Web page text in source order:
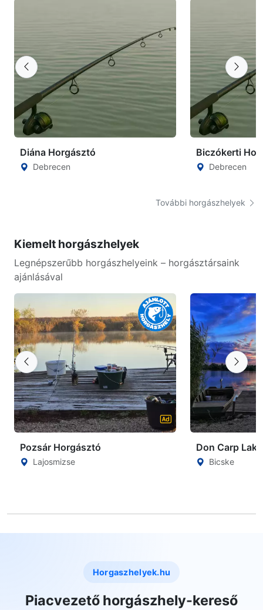
Diána Horgásztó
Debrecen
Biczókerti
Debrecen
További horgászhelyek
Kiemelt horgászhelyek
Legnépszerűbb horgászhelyeink – horgásztársaink
ajánlásával
Pozsár Horgásztó
Lajosmizse
Don Carp Lake
Bicske
Horgaszhelyek.hu
Piacvezető horgászhely-kereső